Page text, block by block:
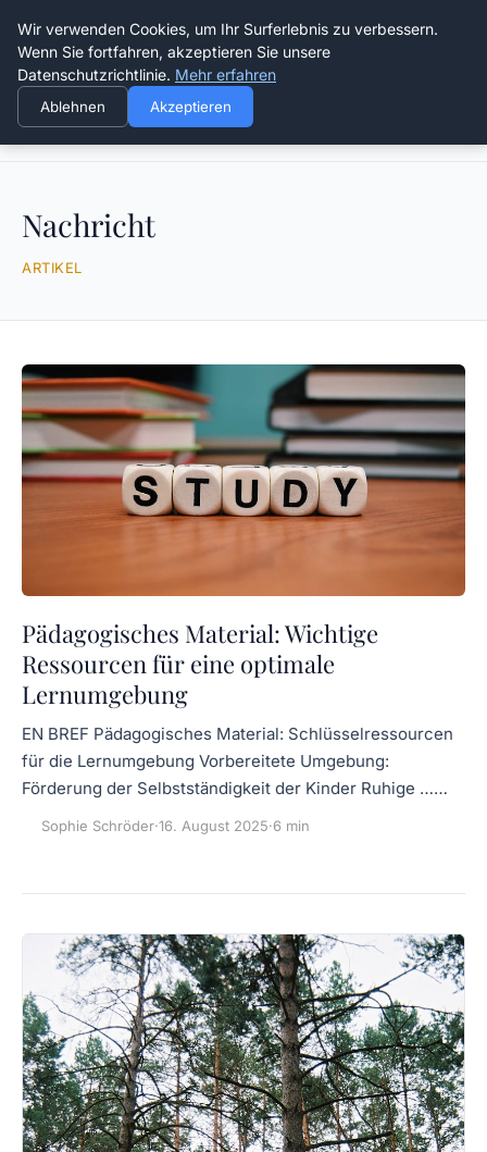
Verflixt-und-aufgetrennt.de
Nachricht
ARTIKEL
Pädagogisches Material: Wichtige
Ressourcen für eine optimale
Lernumgebung
EN BREF Pädagogisches Material: Schlüsselressourcen
für die Lernumgebung Vorbereitete Umgebung:
Förderung der Selbstständigkeit der Kinder Ruhige ……
Sophie Schröder·16. August 2025·6 min
Wir verwenden Cookies, um Ihr Surferlebnis zu verbessern.
Wenn Sie fortfahren, akzeptieren Sie unsere
Datenschutzrichtlinie. Mehr erfahren
Ablehnen Akzeptieren